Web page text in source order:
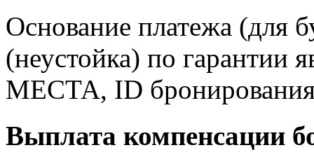
Основание платежа (для
(неустойка) по гарантии
МЕСТА, ID
Выплата компенсации